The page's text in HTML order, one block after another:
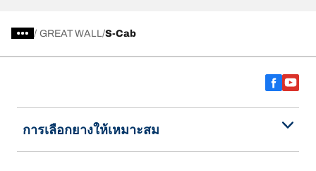
/ GREAT WALL S-Cab
การเลือกยางให้เหมาะสม